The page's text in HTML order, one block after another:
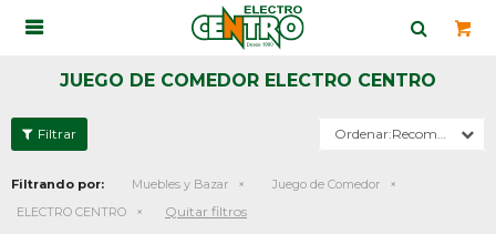

JUEGO DE COMEDOR ELECTRO CENTRO
Recomendados
Filtrando por: Muebles y Bazar
Juego de Comedor
ELECTRO CENTRO
Quitar filtros